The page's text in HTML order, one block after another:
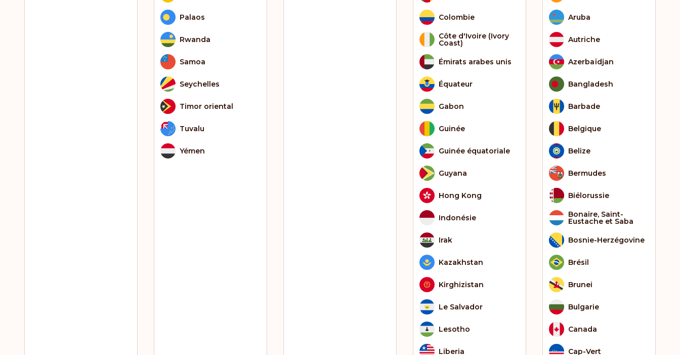
Palaos
Rwanda
Samoa
Seychelles
Timor oriental
Tuvalu
Yémen
Colombie
Côte d'Ivoire (Ivory
Coast)
Émirats arabes unis
Équateur
Gabon
Guinée
Guinée équatoriale
Guyana
Hong Kong
Indonésie
Irak
Kazakhstan
Kirghizistan
Le Salvador
Lesotho
Liberia
Aruba
Autriche
Azerbaïdjan
Bangladesh
Barbade
Belgique
Belize
Bermudes
Biélorussie
Bonaire, Saint-
Eustache et Saba
Bosnie-Herzégovine
Brésil
Brunei
Bulgarie
Canada
Cap-Vert